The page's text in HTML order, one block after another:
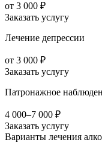
от 3 000 ₽
Заказать услугу
Лечение депрессии
от 3 000 ₽
Заказать услугу
Патронажное
4 000–7 000 ₽
Заказать услугу
Варианты лечения